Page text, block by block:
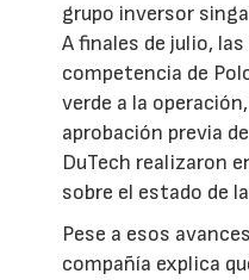
grupo inversor
A finales de julio,
competencia de
verde a la
aprobación previa
DuTech realizaron
sobre el estado de
Pese a esos
compañía explica